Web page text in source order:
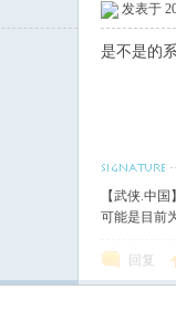
发表于
是不是的
【武侠.中
可能是目前
回复